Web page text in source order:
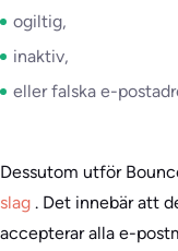
ogiltig,
inaktiv,
eller falska e-
Dessutom utför
slag . Det innebär att
accepterar alla e-